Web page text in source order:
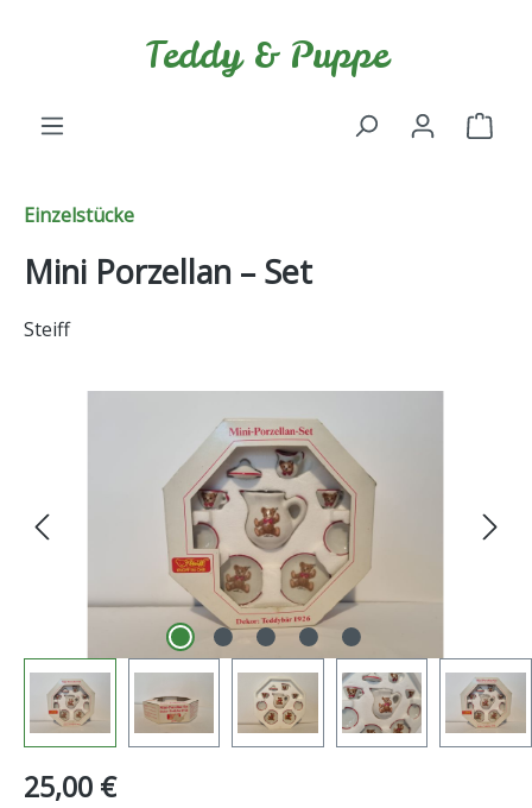
Teddy & Puppe
Einzelstücke
Mini Porzellan – Set
Steiff
Regulärer Preis:
25,00 €